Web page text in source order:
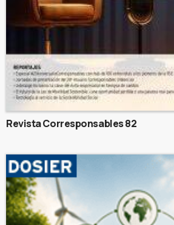
Revista Corresponsables 82